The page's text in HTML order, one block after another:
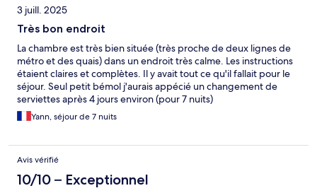
3 juill. 2025
Très bon endroit
La chambre est très bien située (très proche de deux lignes de
métro et des quais) dans un endroit très calme. Les instructions
étaient claires et complètes. Il y avait tout ce qu'il fallait pour le
séjour. Seul petit bémol j'aurais appécié un changement de
serviettes après 4 jours environ (pour 7 nuits)
Yann, séjour de 7 nuits
Avis vérifié
10/10 – Exceptionnel